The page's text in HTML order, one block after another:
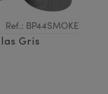
Ref.: BP44SMOKE
Gris